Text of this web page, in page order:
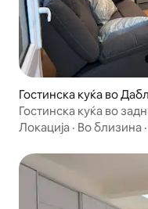
Гостинска куќа во
Гостинска куќа во
влез
Локација · Во близина ·